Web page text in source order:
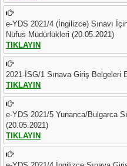
e-YDS 2021/4 (İngilizce) Sınavı
Nüfus Müdürlükleri (20.05.2021)
TIKLAYIN
2021-İSG/1 Sınava Giriş Belgeleri
TIKLAYIN
e-YDS 2021/5 Yunanca/Bulgarca
(20.05.2021)
TIKLAYIN